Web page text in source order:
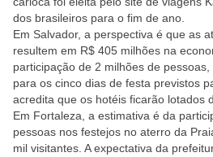
dos brasileiros para o fim de ano.
Em Salvador, a perspectiva é que as
resultem em R$ 405 milhões na
participação de 2 milhões de pessoas,
para os cinco dias de festa previstos
acredita que os hotéis ficarão lotados
Em Fortaleza, a estimativa é da
pessoas nos festejos no aterro da
mil visitantes. A expectativa da